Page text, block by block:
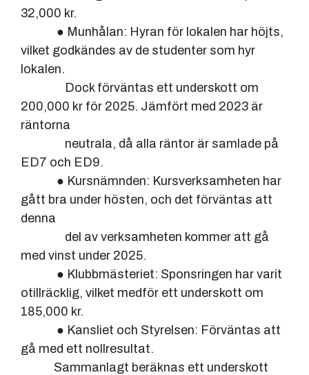
32,000 kr.
● Munhålan: Hyran för lokalen har höjts,
vilket godkändes av de studenter som hyr
lokalen.
Dock förväntas ett underskott om
200,000 kr för 2025. Jämfört med 2023 är
räntorna
neutrala, då alla räntor är samlade på
ED7 och ED9.
● Kursnämnden: Kursverksamheten har
gått bra under hösten, och det förväntas att
denna
del av verksamheten kommer att gå
med vinst under 2025.
● Klubbmästeriet: Sponsringen har varit
otillräcklig, vilket medför ett underskott om
185,000 kr.
● Kansliet och Styrelsen: Förväntas att
gå med ett nollresultat.
Sammanlagt beräknas ett underskott